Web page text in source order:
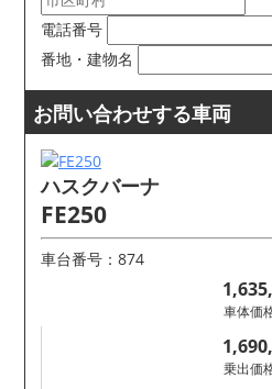
電話番号
番地・建物名
お問い合わせする車両
ハスクバーナ
FE250
車台番号：874
車体価
乗出価